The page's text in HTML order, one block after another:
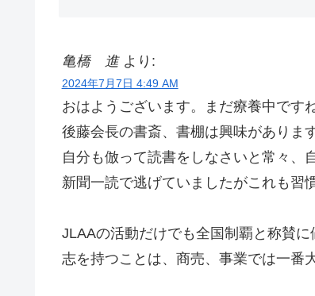
亀橋 進 より:
2024年7月7日 4:49 AM
おはようございます。まだ療養中です
後藤会長の書斎、書棚は興味がありま
自分も倣って読書をしなさいと常々、
新聞一読で逃げていましたがこれも習
JLAAの活動だけでも全国制覇と称賛に
志を持つことは、商売、事業では一番